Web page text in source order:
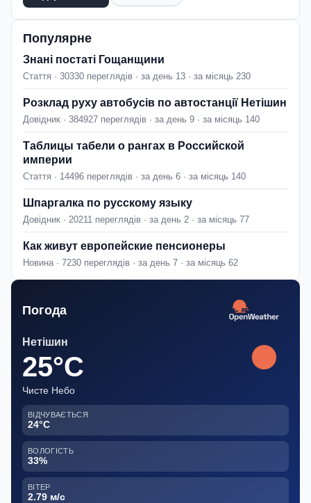
Популярне
Знані постаті Гощанщини
Стаття · 30330 переглядів · за день 13 · за місяць 230
Розклад руху автобусів по автостанції Нетішин
Довідник · 384927 переглядів · за день 9 · за місяць 140
Таблицы табели о рангах в Российской
империи
Стаття · 14496 переглядів · за день 6 · за місяць 140
Шпаргалка по русскому языку
Довідник · 20211 переглядів · за день 2 · за місяць 77
Как живут европейские пенсионеры
Новина · 7230 переглядів · за день 7 · за місяць 62
Погода
Нетішин
25°C
Чисте Небо
ВІДЧУВАЄТЬСЯ
24°C
ВОЛОГІСТЬ
33%
ВІТЕР
2.79 м/с